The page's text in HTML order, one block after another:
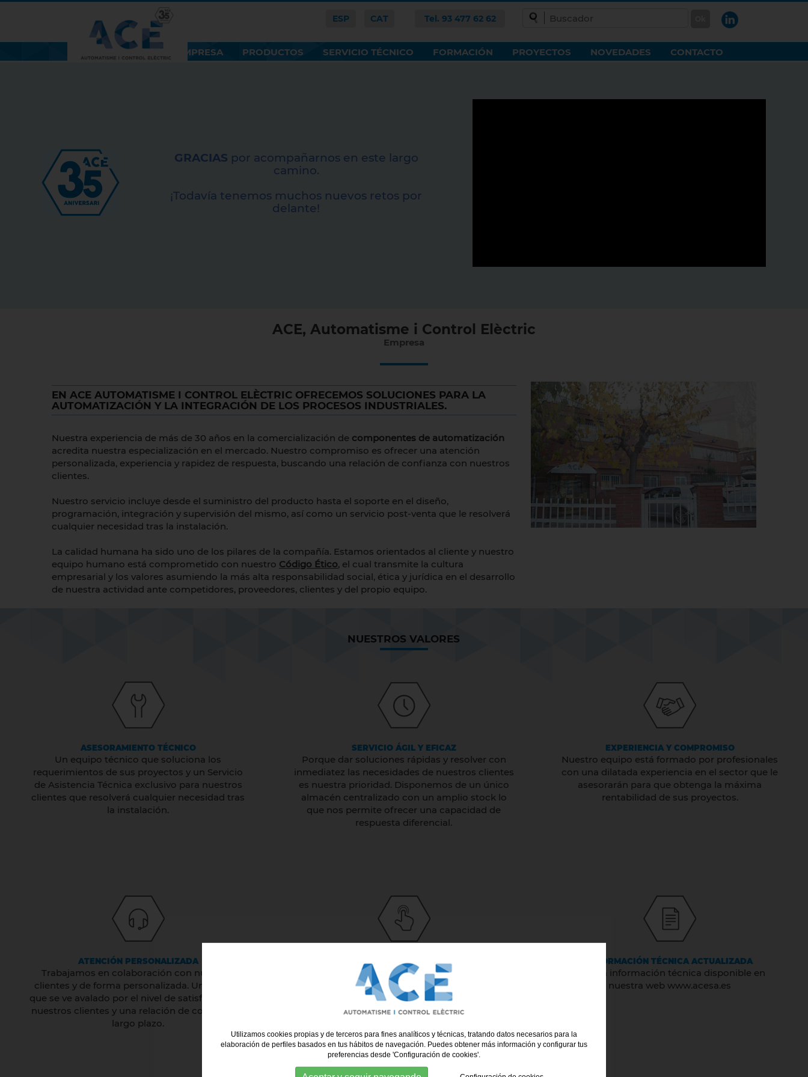
ESP CAT Tel. 93 477 62 62
CONTACTO
NOVEDADES
PROYECTOS
FORMACIÓN
SERVICIO TÉCNICO
PRODUCTOS
EMPRESA
GRACIAS por acompañarnos en este largo
camino.
¡Todavía tenemos muchos nuevos retos por
delante!
ACE, Automatisme i Control Elèctric
Empresa
EN ACE AUTOMATISME I CONTROL ELÈCTRIC OFRECEMOS SOLUCIONES PARA LA
AUTOMATIZACIÓN Y LA INTEGRACIÓN DE LOS PROCESOS INDUSTRIALES.
Nuestra experiencia de más de 30 años en la comercialización de componentes de automatización
acredita nuestra especialización en el mercado. Nuestro compromiso es ofrecer una atención
personalizada, experiencia y rapidez de respuesta, buscando una relación de confianza con nuestros
clientes.
Nuestro servicio incluye desde el suministro del producto hasta el soporte en el diseño,
programación, integración y supervisión del mismo, así como un servicio post-venta que le resolverá
cualquier necesidad tras la instalación.
La calidad humana ha sido uno de los pilares de la compañía. Estamos orientados al cliente y nuestro
equipo humano está comprometido con nuestro Código Ético, el cual transmite la cultura
empresarial y los valores asumiendo la más alta responsabilidad social, ética y jurídica en el desarrollo
de nuestra actividad ante competidores, proveedores, clientes y del propio equipo.
NUESTROS VALORES
ASESORAMIENTO TÉCNICO
Un equipo técnico que soluciona los
requerimientos de sus proyectos y un Servicio
de Asistencia Técnica exclusivo para nuestros
clientes que resolverá cualquier necesidad tras
la instalación.
SERVICIO ÁGIL Y EFICAZ
Porque dar soluciones rápidas y resolver con
inmediatez las necesidades de nuestros clientes
es nuestra prioridad. Disponemos de un único
almacén centralizado con un amplio stock lo
que nos permite ofrecer una capacidad de
respuesta diferencial.
EXPERIENCIA Y COMPROMISO
Nuestro equipo está formado por profesionales
con una dilatada experiencia en el sector que le
asesorarán para que obtenga la máxima
rentabilidad de sus proyectos.
ATENCIÓN PERSONALIZADA
Trabajamos en colaboración con nuestros
clientes y de forma personalizada. Un servicio
que se ve avalado por el nivel de satisfacción de
nuestros clientes y una relación de confianza a
largo plazo.
LIDERAZGO Y ESPECIALIZACIÓN TECNOLÓGICA
Fuimos de los primeros “Expert Partner“ de
Schneider Electric lo que acredita nuestra
especialización y conocimiento del mercado de
la automatización industrial.
INFORMACIÓN TÉCNICA ACTUALIZADA
Toda la información técnica disponible en
nuestra web www.acesa.es
Utilizamos cookies propias y de terceros para fines analíticos y técnicas, tratando datos necesarios para la
elaboración de perfiles basados en tus hábitos de navegación. Puedes obtener más información y configurar tus
preferencias desde 'Configuración de cookies'.